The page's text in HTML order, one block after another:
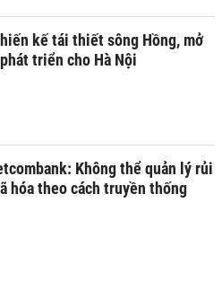
kế tái thiết sông Hồng, mở
triển cho Hà Nội
Không thể quản lý rủi
hóa theo cách truyền thống